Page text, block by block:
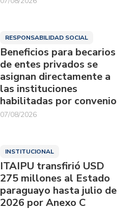
RESPONSABILIDAD SOCIAL
Beneficios para becarios
de entes privados se
asignan directamente a
las instituciones
habilitadas por convenio
07/08/2026
INSTITUCIONAL
ITAIPU transfirió USD
275 millones al Estado
paraguayo hasta julio de
2026 por Anexo C